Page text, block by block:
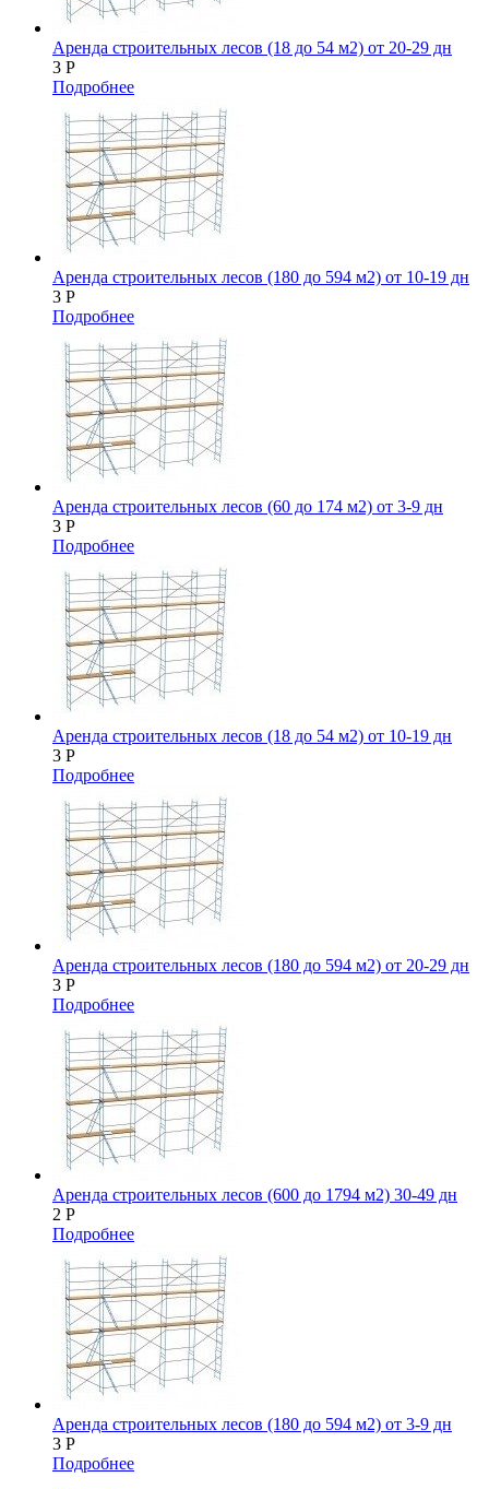
Аренда строительных лесов (18 до 54 м2) от 20-29 дн
3 Р
Подробнее
Аренда строительных лесов (180 до 594 м2) от 10-19 дн
3 Р
Подробнее
Аренда строительных лесов (60 до 174 м2) от 3-9 дн
3 Р
Подробнее
Аренда строительных лесов (18 до 54 м2) от 10-19 дн
3 Р
Подробнее
Аренда строительных лесов (180 до 594 м2) от 20-29 дн
3 Р
Подробнее
Аренда строительных лесов (600 до 1794 м2) 30-49 дн
2 Р
Подробнее
Аренда строительных лесов (180 до 594 м2) от 3-9 дн
3 Р
Подробнее